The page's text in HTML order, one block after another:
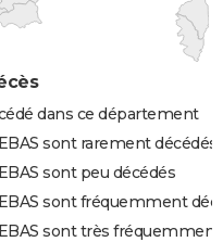
dans ce département
sont rarement décédés
sont peu décédés
sont fréquemment
sont très fréquemment